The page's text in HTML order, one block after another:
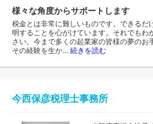
様々な角度からサポートします
税金とは非常に難しいものです。できるだ
明することを心がけています。それでもわ
さい。今まで多くの起業家の皆様の夢のお
その経験を生か… 続きを読む
今西保彦税理士事務所